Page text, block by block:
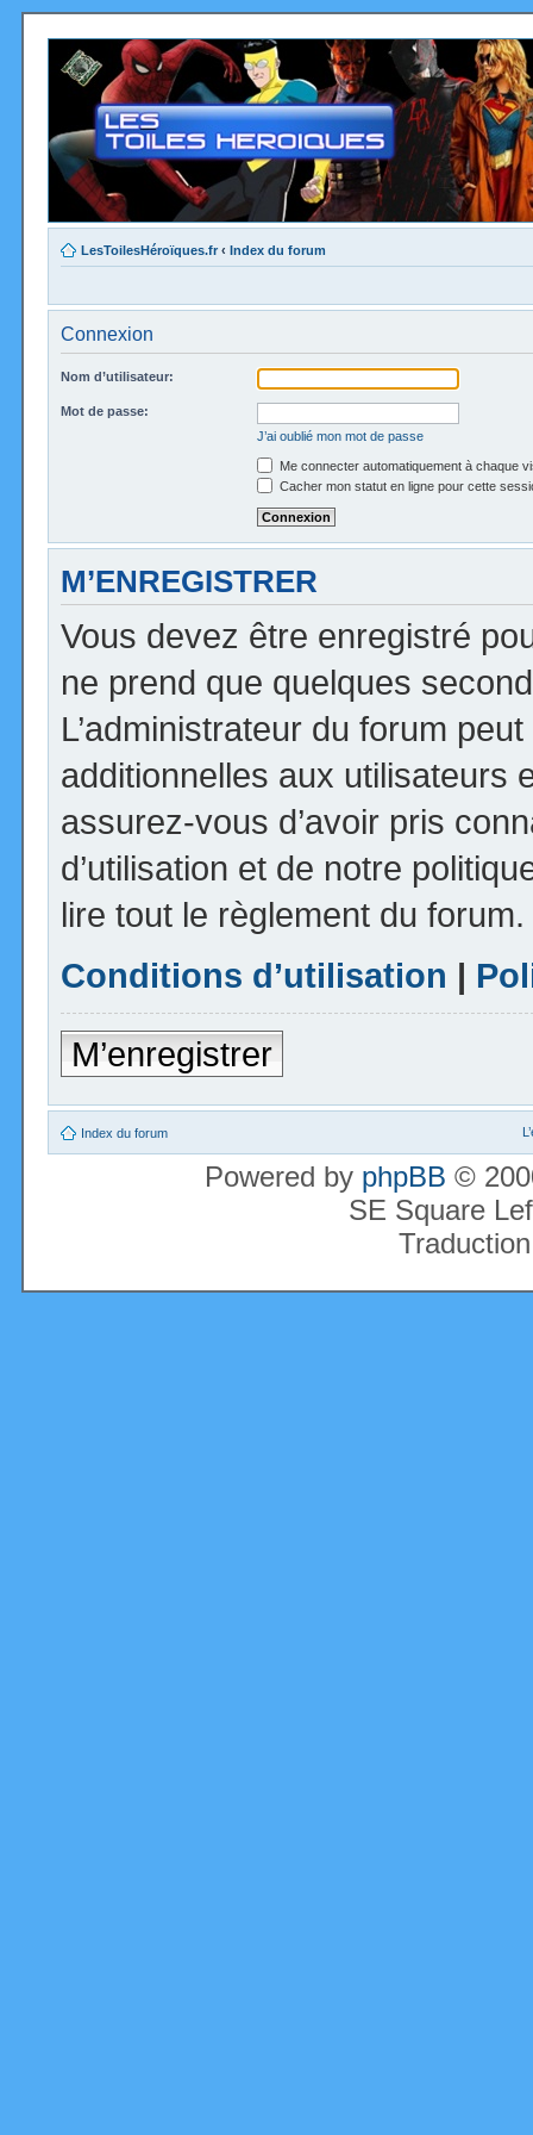
LesToilesHéroïques.fr ‹ Index du forum
Connexion
Nom d’utilisateur:
Mot de passe:
J’ai oublié mon mot de passe
Me connecter automatiquement à chaque
Cacher mon statut en ligne pour cette
M’ENREGISTRER
Vous devez être enregistré
ne prend que quelques
L’administrateur du forum
additionnelles aux utilisateurs
assurez-vous d’avoir pris
d’utilisation et de notre
lire tout le règlement du forum.
Conditions d’utilisation |
M’enregistrer
Index du forum
Powered by phpBB ©
SE Square